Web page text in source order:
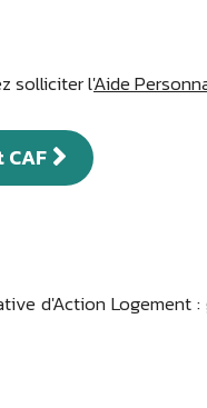
solliciter l'Aide
d'Action Logement